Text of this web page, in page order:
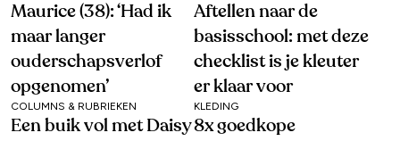
Maurice (38): ‘Had ik
maar langer
ouderschapsverlof
opgenomen’
Aftellen naar de
basisschool: met deze
checklist is je kleuter
er klaar voor
COLUMNS & RUBRIEKEN
Een buik vol met Daisy
KLEDING
8x goedkope